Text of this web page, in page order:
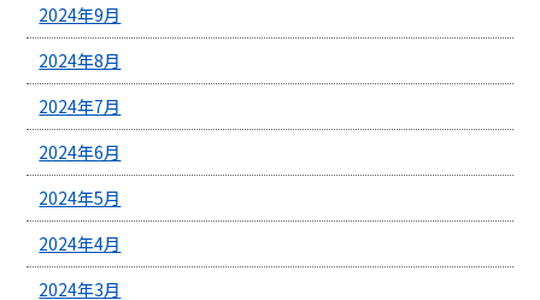
2024年9月
2024年8月
2024年7月
2024年6月
2024年5月
2024年4月
2024年3月